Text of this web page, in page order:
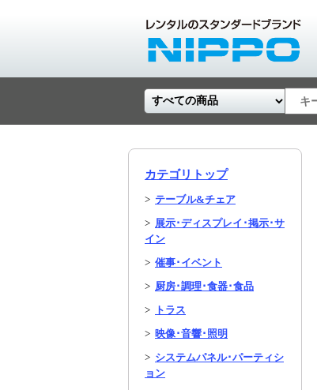
カテゴリトップ
> テーブル&チェア
> 展示･ディスプレイ･掲示･サ
イン
> 催事･イベント
> 厨房･調理･食器･食品
>
トラス
> 映像･音響･照明
> システムパネル･パーティシ
ョン